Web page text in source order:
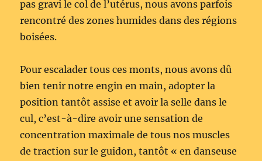
pas gravi le col de l’utérus, nous avons parfois
rencontré des zones humides dans des régions
boisées.
Pour escalader tous ces monts, nous avons dû
bien tenir notre engin en main, adopter la
position tantôt assise et avoir la selle dans le
cul, c’est-à-dire avoir une sensation de
concentration maximale de tous nos muscles
de traction sur le guidon, tantôt « en danseuse